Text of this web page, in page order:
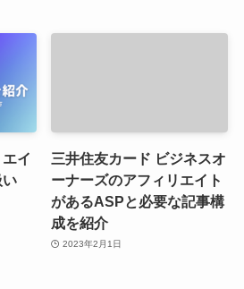
イ
い
三井住友カード ビジネスオ
ーナーズのアフィリエイト
があるASPと必要な記事構
成を紹介
2023年2月1日